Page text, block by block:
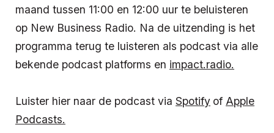
maand tussen 11:00 en 12:00 uur te beluisteren
op New Business Radio. Na de uitzending is het
programma terug te luisteren als podcast via alle
bekende podcast platforms en impact.radio.
Luister hier naar de podcast via Spotify of Apple
Podcasts.